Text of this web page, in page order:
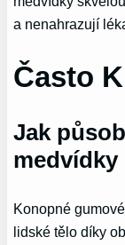
a nenahrazují
Často
Jak
medvídky
Konopné
lidské tělo díky